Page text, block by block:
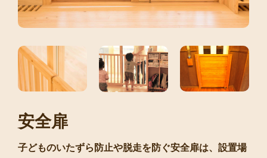
安全扉
子どものいたずら防止や脱走を防ぐ安全扉は、設置場